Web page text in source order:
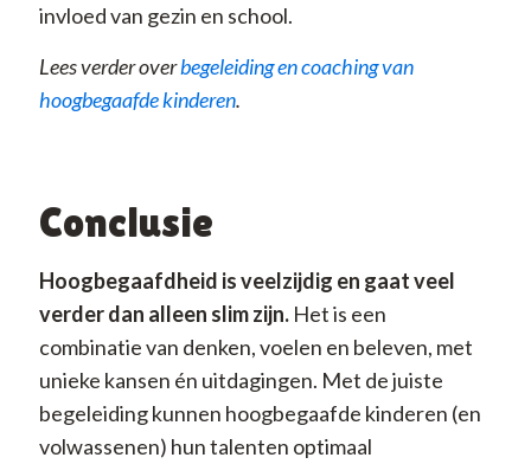
invloed van gezin en school.
Lees verder overbegeleiding en coaching van
hoogbegaafde kinderen.
Conclusie
Hoogbegaafdheid is veelzijdig en gaat veel
verder dan alleen slim zijn. Het is een
combinatie van denken, voelen en beleven, met
unieke kansen én uitdagingen. Met de juiste
begeleiding kunnen hoogbegaafde kinderen (en
volwassenen) hun talenten optimaal